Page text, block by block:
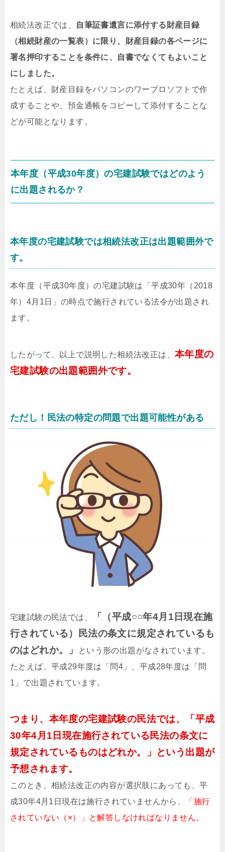
相続法改正では、
自筆証書遺言に添付する財産目録
（相続財産の一覧表）に限り、財産目録の各ページに
署名押印することを条件に、自書でなくてもよいこと
にしました。
たとえば、財産目録をパソコンのワープロソフトで作
成することや、預金通帳をコピーして添付することな
どが可能となります。
本年度（平成30年度）の宅建試験ではどのよう
に出題されるか？
本年度の宅建試験では相続法改正は出題範囲外で
す。
本年度（平成30年度）の宅建試験は「平成30年（2018
年）4月1日」の時点で施行されている法令が出題され
ます。
したがって、以上で説明した相続法改正は、 本年度の
宅建試験の出題範囲外です。
ただし！民法の特定の問題で出題可能性がある
宅建試験の民法では、
「（平成○○年4月1日現在施
行されている）民法の条文に規定されているも
のはどれか。」
という形の出題がなされています。
たとえば、平成29年度は「問4」、平成28年度は「問
1」で出題されています。
つまり、本年度の宅建試験の民法では、「平成
30年4月1日現在施行されている民法の条文に
規定されているものはどれか。」という出題が
予想されます。
このとき、相続法改正の内容が選択肢にあっても、平
成30年4月1日現在は施行されていませんから、
「施行
されていない（×）」と解答しなければなりません。